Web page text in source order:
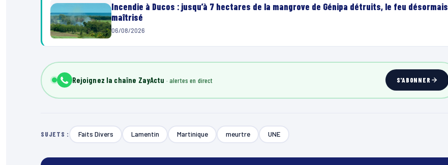
Incendie à Ducos : jusqu’à 7 hectares de la mangrove de Génipa détruits, le feu désormais
maîtrisé
06/08/2026
Rejoignez la chaîne ZayActu S'ABONNER
SUJETS : Faits Divers Lamentin Martinique meurtre UNE